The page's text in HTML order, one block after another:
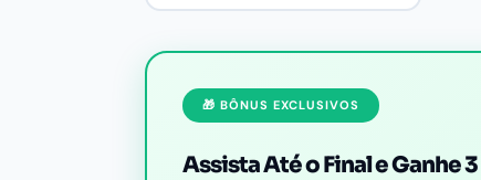
🎁 BÔNUS EXCLUSIVOS
Assista Até o Final e Ganhe